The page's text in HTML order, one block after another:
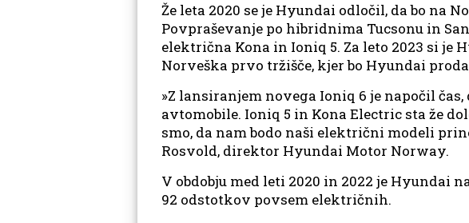
Že leta 2020 se je Hyundai odločil, da bo
Povpraševanje po hibridnima Tucsonu in
električna Kona in Ioniq 5. Za leto 2023 si je
Norveška prvo tržišče, kjer bo Hyundai
»Z lansiranjem novega Ioniq 6 je napočil
avtomobile. Ioniq 5 in Kona Electric sta že
smo, da nam bodo naši električni modeli
Rosvold, direktor Hyundai Motor Norway.
V obdobju med leti 2020 in 2022 je Hyundai
92 odstotkov povsem električnih.